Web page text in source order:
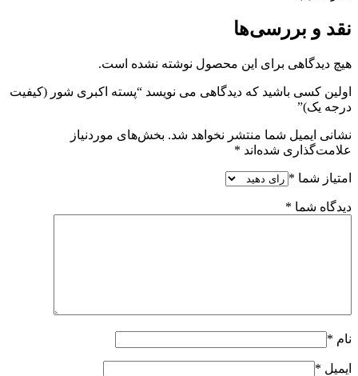
نقد و بررسی‌ها
هیچ دیدگاهی برای این محصول نوشته نشده است.
اولین کسی باشید که دیدگاهی می نویسد “پسته اکبری شور (کیفیت
درجه یک)”
نشانی ایمیل شما منتشر نخواهد شد. بخش‌های موردنیاز
علامت‌گذاری شده‌اند *
امتیاز شما *
دیدگاه شما *
نام *
ایمیل *